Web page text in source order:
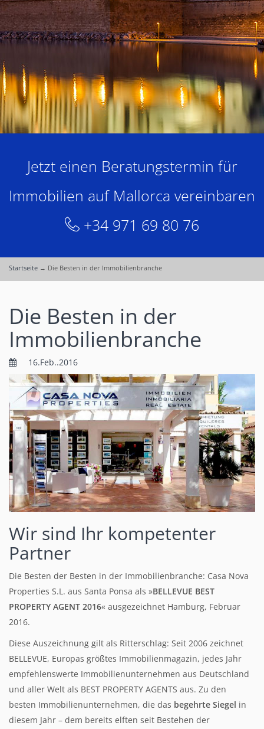
Jetzt einen Beratungstermin für
Immobilien auf Mallorca vereinbaren
+34 971 69 80 76
Startseite → Die Besten in der Immobilienbranche
Die Besten in der
Immobilienbranche
16.Feb..2016
Wir sind Ihr kompetenter
Partner
Die Besten der Besten in der Immobilienbranche: Casa Nova
Properties S.L. aus Santa Ponsa als »BELLEVUE BEST
PROPERTY AGENT 2016« ausgezeichnet Hamburg, Februar
2016.
Diese Auszeichnung gilt als Ritterschlag: Seit 2006 zeichnet
BELLEVUE, Europas größtes Immobilienmagazin, jedes Jahr
empfehlenswerte Immobilienunternehmen aus Deutschland
und aller Welt als BEST PROPERTY AGENTS aus. Zu den
besten Immobilienunternehmen, die das begehrte Siegel in
diesem Jahr – dem bereits elften seit Bestehen der